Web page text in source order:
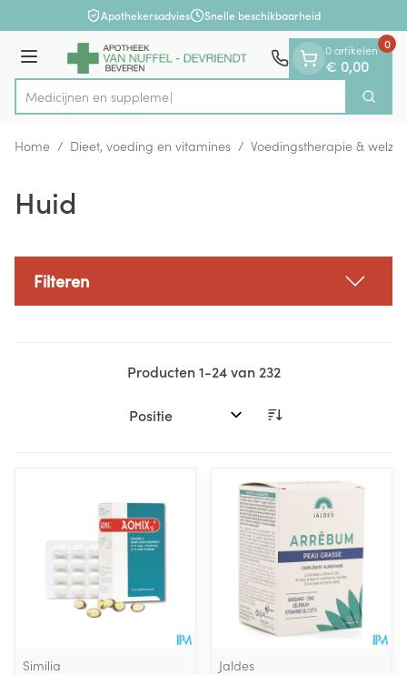
Ga naar de inhoudApothekersadvies Snelle beschikbaarheid
Menu
Product, merk, categorie...
M Zoek
0 artikelen
€ 0,00
0
Home / Dieet, voeding en vitamines / Voedingstherapie & welzijn
Huid
Filteren
Producten1-24van 232
Sorteer op:
Similia
Jaldes